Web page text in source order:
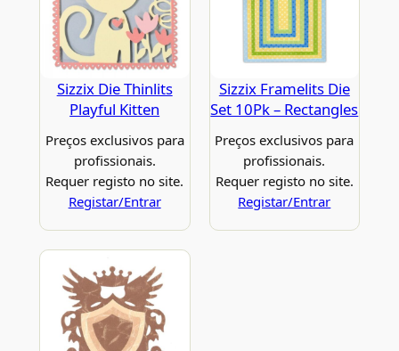
Sizzix Die Thinlits
Playful Kitten
Preços exclusivos para
profissionais.
Requer registo no site.
Registar/Entrar
Sizzix Framelits Die
Set 10Pk – Rectangles
Preços exclusivos para
profissionais.
Requer registo no site.
Registar/Entrar